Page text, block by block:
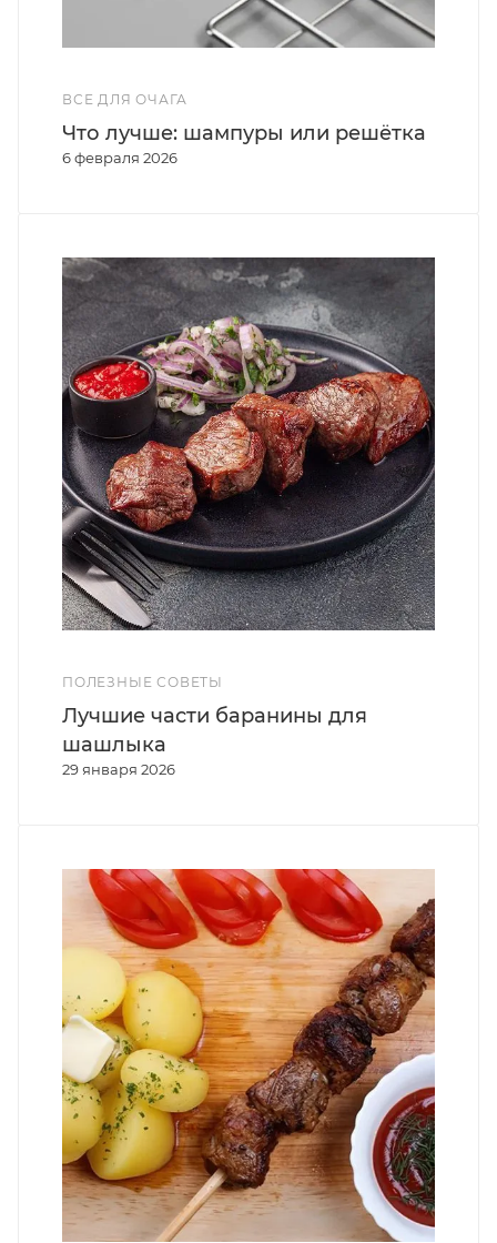
ВСЕ ДЛЯ ОЧАГА
6 февраля 2026
Что лучше: шампуры или решётка
ПОЛЕЗНЫЕ СОВЕТЫ
29 января 2026
Лучшие части баранины для
шашлыка